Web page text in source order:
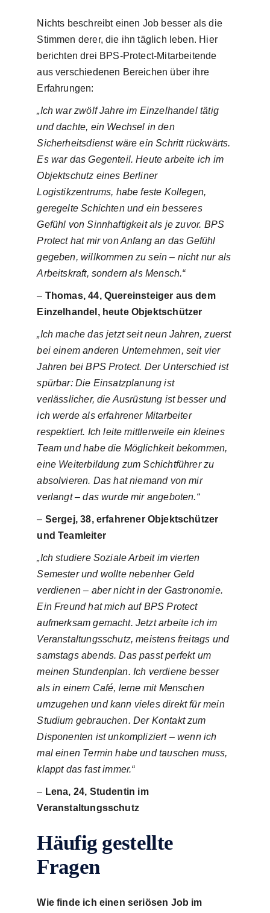
Nichts beschreibt einen Job besser als die
Stimmen derer, die ihn täglich leben. Hier
berichten drei BPS-Protect-Mitarbeitende
aus verschiedenen Bereichen über ihre
Erfahrungen:
„Ich war zwölf Jahre im Einzelhandel tätig
und dachte, ein Wechsel in den
Sicherheitsdienst wäre ein Schritt rückwärts.
Es war das Gegenteil. Heute arbeite ich im
Objektschutz eines Berliner
Logistikzentrums, habe feste Kollegen,
geregelte Schichten und ein besseres
Gefühl von Sinnhaftigkeit als je zuvor. BPS
Protect hat mir von Anfang an das Gefühl
gegeben, willkommen zu sein – nicht nur als
Arbeitskraft, sondern als Mensch.“
– Thomas, 44, Quereinsteiger aus dem
Einzelhandel, heute Objektschützer
„Ich mache das jetzt seit neun Jahren, zuerst
bei einem anderen Unternehmen, seit vier
Jahren bei BPS Protect. Der Unterschied ist
spürbar: Die Einsatzplanung ist
verlässlicher, die Ausrüstung ist besser und
ich werde als erfahrener Mitarbeiter
respektiert. Ich leite mittlerweile ein kleines
Team und habe die Möglichkeit bekommen,
eine Weiterbildung zum Schichtführer zu
absolvieren. Das hat niemand von mir
verlangt – das wurde mir angeboten.“
– Sergej, 38, erfahrener Objektschützer
und Teamleiter
„Ich studiere Soziale Arbeit im vierten
Semester und wollte nebenher Geld
verdienen – aber nicht in der Gastronomie.
Ein Freund hat mich auf BPS Protect
aufmerksam gemacht. Jetzt arbeite ich im
Veranstaltungsschutz, meistens freitags und
samstags abends. Das passt perfekt um
meinen Stundenplan. Ich verdiene besser
als in einem Café, lerne mit Menschen
umzugehen und kann vieles direkt für mein
Studium gebrauchen. Der Kontakt zum
Disponenten ist unkompliziert – wenn ich
mal einen Termin habe und tauschen muss,
klappt das fast immer.“
– Lena, 24, Studentin im
Veranstaltungsschutz
Häufig gestellte
Fragen
Wie finde ich einen seriösen Job im